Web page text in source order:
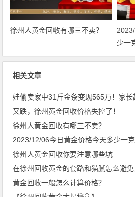
徐州人黄金回收有哪三不卖？
少一
相关文章
娃偷卖家中31斤金条变现565万！家长
又跌，徐州黄金回收价格失控了！
徐州人黄金回收有哪三不卖？
2023/12/06今日黄金价格今天多少一克
徐州人黄金回收你要注意哪些坑
在徐州回收黄金的套路和猫腻怎么避
黄金回收一般怎么计算价格？